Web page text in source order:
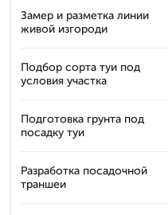
Замер и разметка линии
живой изгороди
Подбор сорта туи под
условия участка
Подготовка грунта под
посадку туи
Разработка посадочной
траншеи